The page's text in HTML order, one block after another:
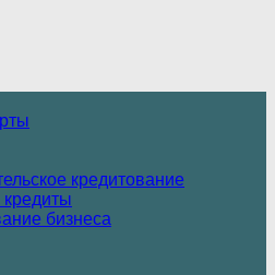
кредитование
бизнеса